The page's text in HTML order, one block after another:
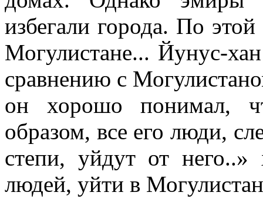
избегали города. По
Могулистане... Йунус-
сравнению с
он хорошо понимал,
образом, все его люди,
степи, уйдут от
людей, уйти в